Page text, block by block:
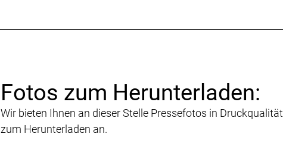
Fotos zum Herunterladen:
Wir bieten Ihnen an dieser Stelle Pressefotos in Druckqualität
zum Herunterladen an.